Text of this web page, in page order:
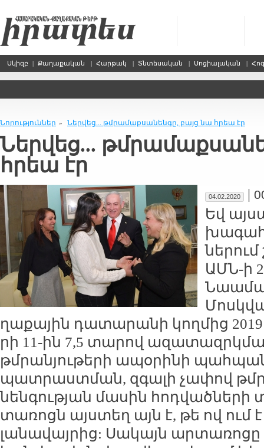
Սկիզբ | Քաղաքական | Հարթակ | Տնտեսական | Սոցիալական |
Նորություններ » Ներ­վեց... թմ­րա­մաք­սա­նեն­գը, բայց նա հրեա էր
Ներ­վեց...
հրեա էր
04.02.2020 |
Եվ
խա­գահ
նե­րում
ԱՄՆ-ի
Նաա­մա
ղա­քա­յին դա­տա­րա­նի կող­մից
րի 11-ին 7,5 տա­րով
թմ­րա­նյու­թե­րի ա­պօ­րի­նի
պատ­րաստ­ման, զգա­լի չա­փով
նեն­գու­թյան մա­սին
տա­ռոցն այս­տեղ այն է, թե ով
լա­նա­վայ­րից: Սա­կայն ար­տա­ռո­ցը